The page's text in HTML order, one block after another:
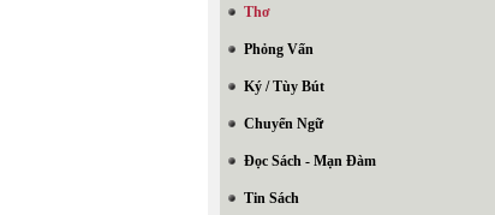
Thơ
Phỏng Vấn
Ký / Tùy Bút
Chuyển Ngữ
Đọc Sách - Mạn Đàm
Tin Sách